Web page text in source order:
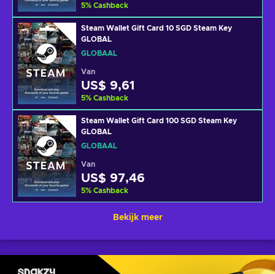
5% Cashback
Steam Wallet Gift Card 10 SGD Steam Key
GLOBAL
GLOBAAL
Van
US$ 9,61
5% Cashback
Steam Wallet Gift Card 100 SGD Steam Key
GLOBAL
GLOBAAL
Van
US$ 97,46
5% Cashback
Bekijk meer